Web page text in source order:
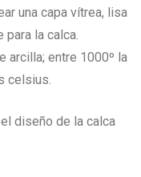
una capa vítrea, lisa
la calca.
arcilla; entre 1000º la
celsius.
diseño de la calca